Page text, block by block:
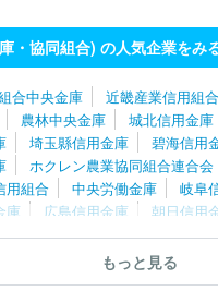
・協同組合) の人気企業をみ
合中央金庫 近畿産業信用組合
農林中央金庫 城北信用金庫
埼玉縣信用金庫 碧海信用
ホクレン農業協同組合連合会
用組合 中央労働金庫 岐阜
庫 広島信用金庫 朝日信用
京都信用金庫 九州労働金
愛媛信用金庫 大阪貯蓄信
もっと見る